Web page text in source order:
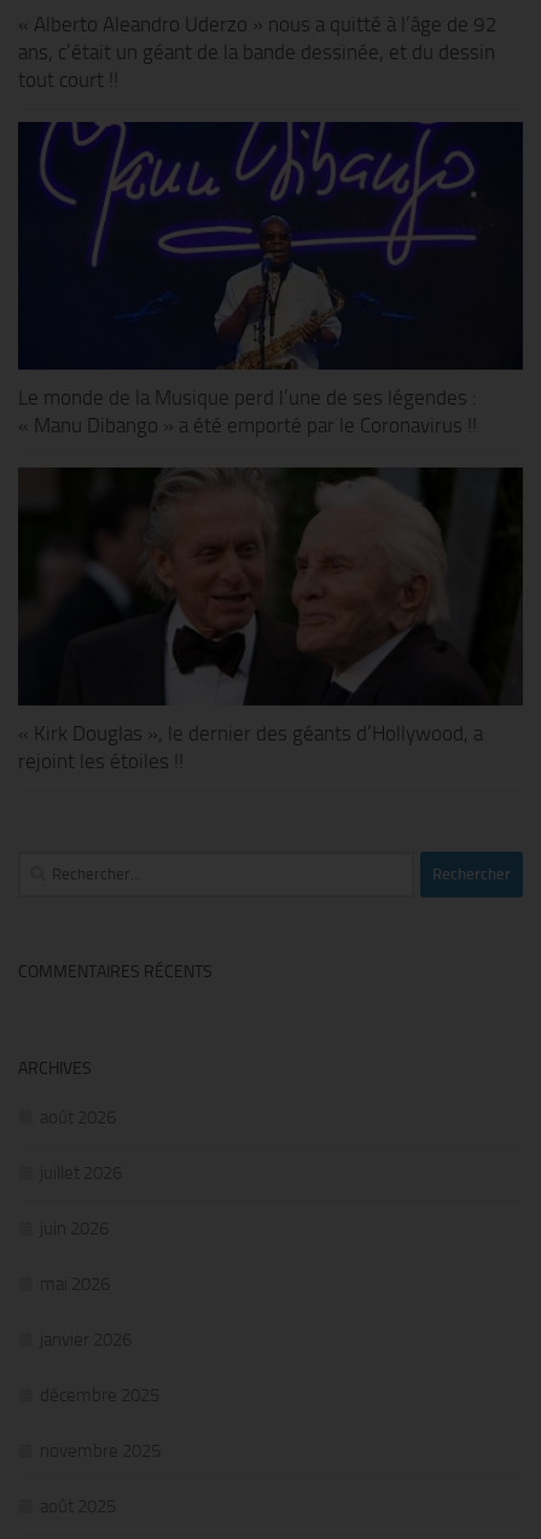
« Alberto Aleandro Uderzo » nous a quitté à l’âge de 92
ans, c’était un géant de la bande dessinée, et du dessin
tout court !!
Le monde de la Musique perd l’une de ses légendes :
« Manu Dibango » a été emporté par le Coronavirus !!
« Kirk Douglas », le dernier des géants d’Hollywood, a
rejoint les étoiles !!
Rechercher :
COMMENTAIRES RÉCENTS
ARCHIVES
août 2026
juillet 2026
juin 2026
mai 2026
janvier 2026
décembre 2025
novembre 2025
août 2025